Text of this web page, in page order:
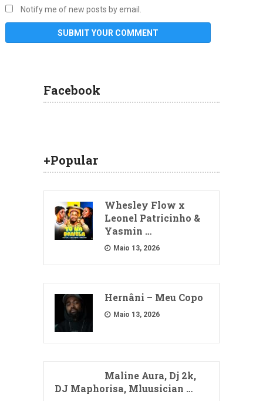
Notify me of new posts by email.
Facebook
+Popular
Whesley Flow x
Leonel Patricinho &
Yasmin …
Maio 13, 2026
Hernâni – Meu Copo
Maio 13, 2026
Maline Aura, Dj 2k,
DJ Maphorisa, Mluusician …